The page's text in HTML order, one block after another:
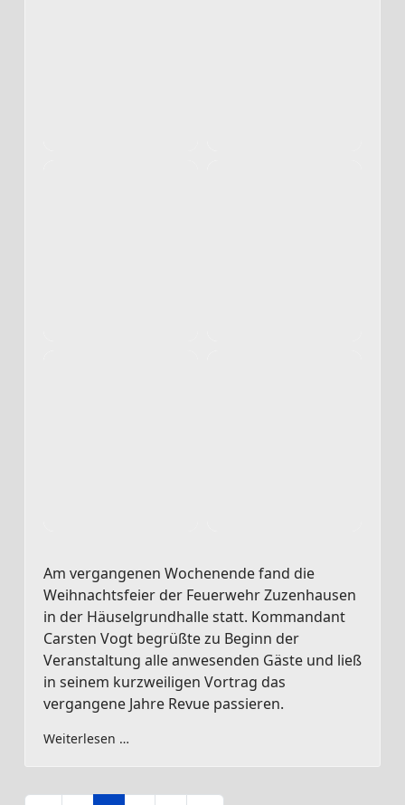
Am vergangenen Wochenende fand die
Weihnachtsfeier der Feuerwehr Zuzenhausen
in der Häuselgrundhalle statt. Kommandant
Carsten Vogt begrüßte zu Beginn der
Veranstaltung alle anwesenden Gäste und ließ
in seinem kurzweiligen Vortrag das
vergangene Jahre Revue passieren.
Weiterlesen …